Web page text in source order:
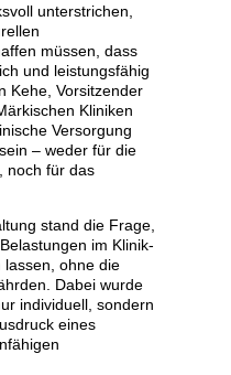
unterstrichen,
müssen, dass
und leistungsfähig
Kehe, Vorsitzender
Kliniken
Versorgung
– weder für die
noch für das
stand die Frage,
im Klinik-
lassen, ohne die
Dabei wurde
individuell, sondern
eines